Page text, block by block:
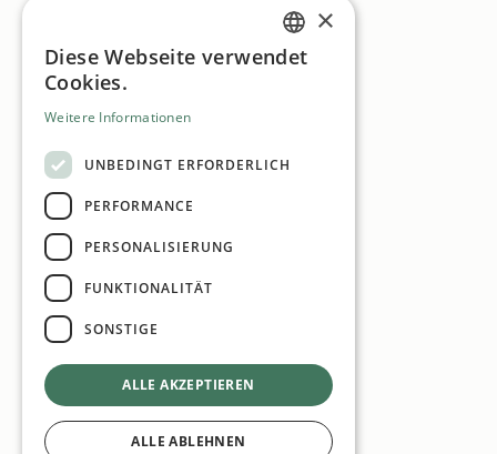
GERMAN
×
Diese Webseite verwendet
Cookies.
Weitere Informationen
UNBEDINGT ERFORDERLICH
PERFORMANCE
PERSONALISIERUNG
FUNKTIONALITÄT
SONSTIGE
ALLE AKZEPTIEREN
ALLE ABLEHNEN